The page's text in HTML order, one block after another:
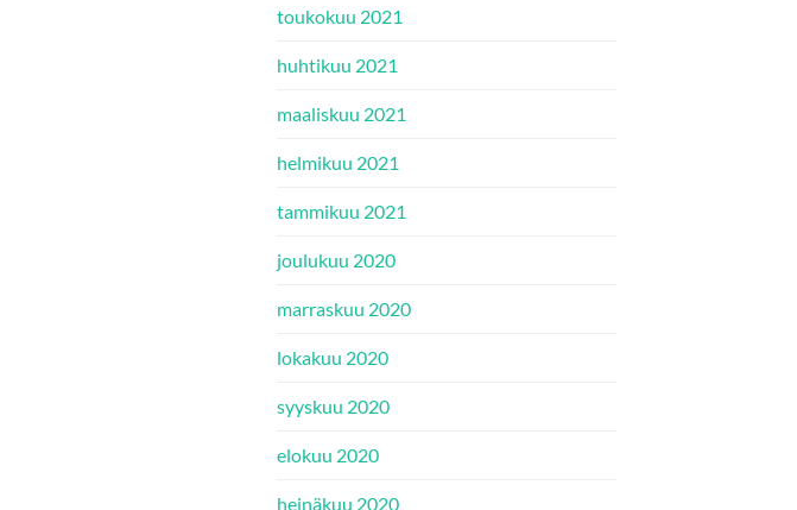
toukokuu 2021
huhtikuu 2021
maaliskuu 2021
helmikuu 2021
tammikuu 2021
joulukuu 2020
marraskuu 2020
lokakuu 2020
syyskuu 2020
elokuu 2020
heinäkuu 2020